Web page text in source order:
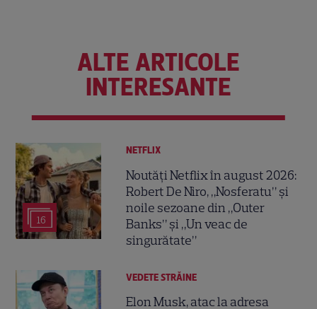
ALTE ARTICOLE
INTERESANTE
16
NETFLIX
Noutăți Netflix în august 2026:
Robert De Niro, „Nosferatu” și
noile sezoane din „Outer
Banks” și „Un veac de
singurătate”
VEDETE STRĂINE
Elon Musk, atac la adresa